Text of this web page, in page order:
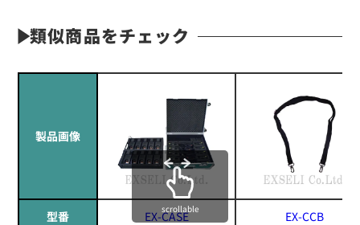
類似商品をチェック
製品画像
型番 EX-CASE EX-CCB
scrollable